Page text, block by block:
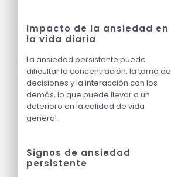
Impacto de la ansiedad en
la vida diaria
La ansiedad persistente puede
dificultar la concentración, la toma de
decisiones y la interacción con los
demás, lo que puede llevar a un
deterioro en la calidad de vida
general.
Signos de ansiedad
persistente